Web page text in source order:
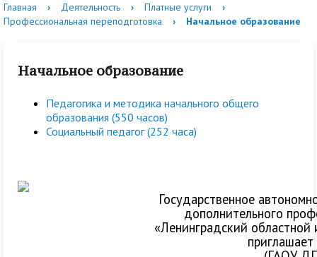
Главная › Деятельность › Платные услуги
›
Профессиональная переподготовка
› Начальное образование
Начальное образование
Педагогика и методика начального общего
образования (550 часов)
Социальный педагог (252 часа)
Государственное
дополнительного
«Ленинградский областной